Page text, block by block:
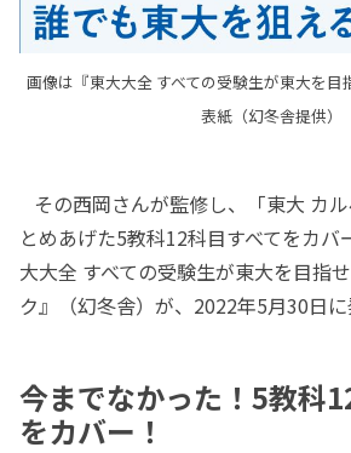
画像は『東大大全 すべての受験生が東大を目
表紙（幻冬舎提供）
その西岡さんが監修し、「東大 カ
とめあげた5教科12科目すべてをカ
大大全 すべての受験生が東大を目指
ク』（幻冬舎）が、2022年5月30日に
今までなかった！5教科
をカバー！